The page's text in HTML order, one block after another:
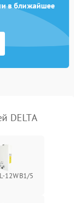
в ближайшее
DELTA
12WB1/5